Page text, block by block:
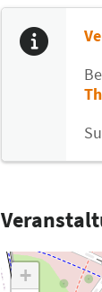
+